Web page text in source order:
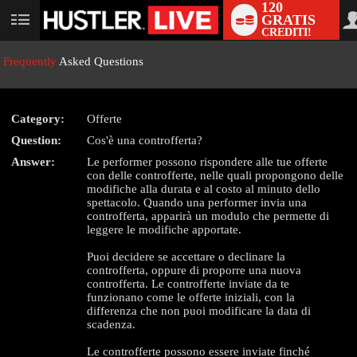
User
120
GRATIS
CREDITI!
Frequently Asked Questions
Category:
Offerte
Question:
Cos'è una controfferta?
Answer:
Le performer possono rispondere alle tue offerte
con delle controfferte, nelle quali propongono delle
modifiche alla durata e al costo al minuto dello
spettacolo. Quando una performer invia una
controfferta, apparirà un modulo che permette di
leggere le modifiche apportate.
Puoi decidere se accettare o declinare la
controfferta, oppure di proporre una nuova
controfferta. Le controfferte inviate da te
funzionano come le offerte iniziali, con la
differenza che non puoi modificare la data di
scadenza.
Le controfferte possono essere inviate finché
LIMITED TIME OFFER!